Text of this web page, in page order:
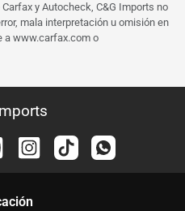
y Autocheck, C&G Imports no
mala interpretación u omisión en
a www.carfax.com o